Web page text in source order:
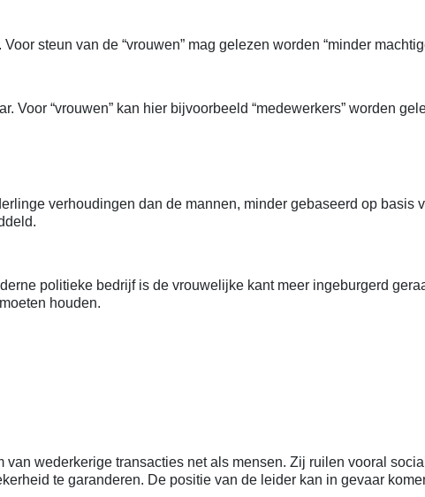
steun van de “vrouwen” mag gelezen worden “minder
Voor “vrouwen” kan hier bijvoorbeeld “medewerkers” worden
verhoudingen dan de mannen, minder gebaseerd op
politieke bedrijf is de vrouwelijke kant meer ingeburgerd
houden.
wederkerige transacties net als mensen. Zij ruilen vooral
te garanderen. De positie van de leider kan in gevaar